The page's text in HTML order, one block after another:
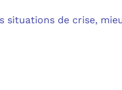
situations de crise,